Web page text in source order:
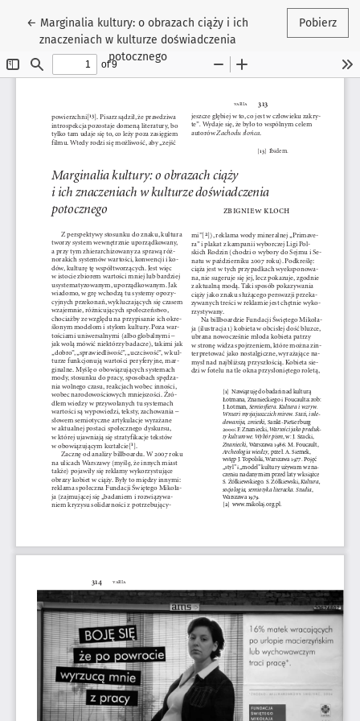
← Wróć do szczegółów artykułu
Marginalia kultury: o obrazach ciąży i ich
znaczeniach w kulturze doświadczenia
potocznego
Pobierz